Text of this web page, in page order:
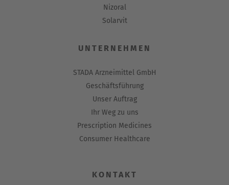
Nizoral
Solarvit
UNTERNEHMEN
STADA Arzneimittel GmbH
Geschäftsführung
Unser Auftrag
Ihr Weg zu uns
Prescription Medicines
Consumer Healthcare
KONTAKT